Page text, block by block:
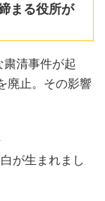
まる役所が
清事件が起
廃止。その影響
が生まれまし